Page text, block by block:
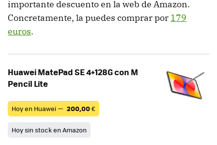
importante descuento en la web de Amazon.
Concretamente, la puedes comprar por 179
euros.
Huawei MatePad SE 4+128G con M
Pencil Lite
Hoy en Huawei — 200,00€
Hoy sin stock en Amazon